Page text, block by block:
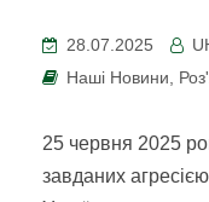
28.07.2025
Наші Новини,
25 червня 2025
завданих